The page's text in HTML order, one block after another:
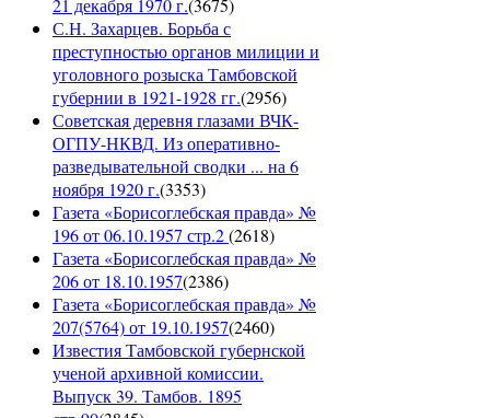
21 декабря 1970 г.(3675)
С.Н. Захарцев. Борьба с
преступностью органов милиции и
уголовного розыска Тамбовской
губернии в 1921-1928 гг.(2956)
Советская деревня глазами ВЧК-
ОГПУ-НКВД. Из оперативно-
разведывательной сводки ... на 6
ноября 1920 г.(3353)
Газета «Борисоглебская правда» №
196 от 06.10.1957 стр.2(2618)
Газета «Борисоглебская правда» №
206 от 18.10.1957(2386)
Газета «Борисоглебская правда» №
207(5764) от 19.10.1957(2460)
Известия Тамбовской губернской
ученой архивной комиссии.
Выпуск 39. Тамбов. 1895